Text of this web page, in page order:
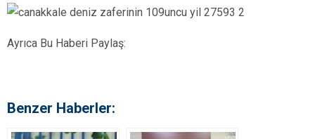
Ayrıca Bu Haberi Paylaş:
Benzer Haberler: